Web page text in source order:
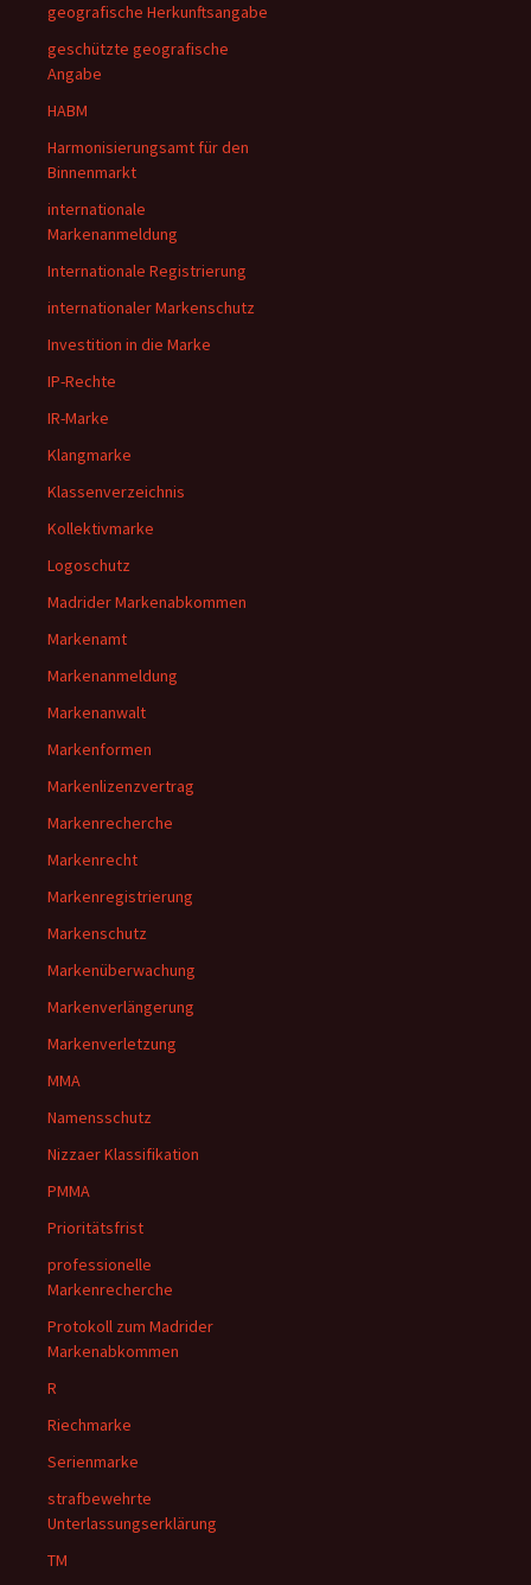
geografische Herkunftsangabe
geschützte geografische
Angabe
HABM
Harmonisierungsamt für den
Binnenmarkt
internationale
Markenanmeldung
Internationale Registrierung
internationaler Markenschutz
Investition in die Marke
IP-Rechte
IR-Marke
Klangmarke
Klassenverzeichnis
Kollektivmarke
Logoschutz
Madrider Markenabkommen
Markenamt
Markenanmeldung
Markenanwalt
Markenformen
Markenlizenzvertrag
Markenrecherche
Markenrecht
Markenregistrierung
Markenschutz
Markenüberwachung
Markenverlängerung
Markenverletzung
MMA
Namensschutz
Nizzaer Klassifikation
PMMA
Prioritätsfrist
professionelle
Markenrecherche
Protokoll zum Madrider
Markenabkommen
R
Riechmarke
Serienmarke
strafbewehrte
Unterlassungserklärung
TM